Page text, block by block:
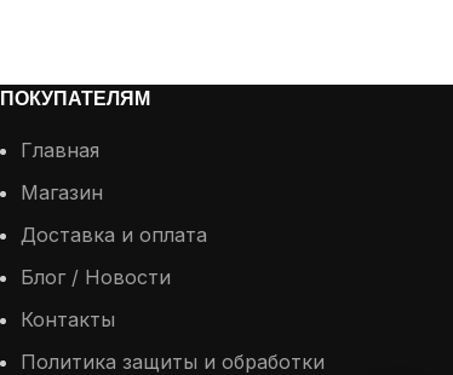
ПОКУПАТЕЛЯМ
Главная
Магазин
Доставка и оплата
Блог / Новости
Контакты
Политика защиты и обработки